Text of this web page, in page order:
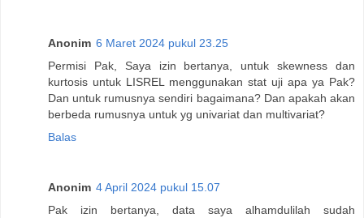
Anonim 6 Maret 2024 pukul 23.25
Permisi Pak, Saya izin bertanya, untuk skewness dan
kurtosis untuk LISREL menggunakan stat uji apa ya Pak?
Dan untuk rumusnya sendiri bagaimana? Dan apakah akan
berbeda rumusnya untuk yg univariat dan multivariat?
Balas
Anonim 4 April 2024 pukul 15.07
Pak izin bertanya, data saya alhamdulilah sudah